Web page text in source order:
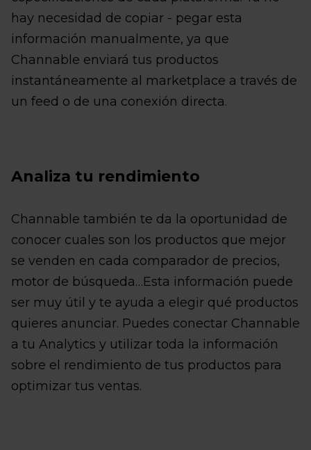
hay necesidad de copiar - pegar esta
información manualmente, ya que
Channable enviará tus productos
instantáneamente al marketplace a través de
un feed o de una conexión directa.
Analiza tu rendimiento
Channable también te da la oportunidad de
conocer cuales son los productos que mejor
se venden en cada comparador de precios,
motor de búsqueda…Esta información puede
ser muy útil y te ayuda a elegir qué productos
quieres anunciar. Puedes conectar Channable
a tu Analytics y utilizar toda la información
sobre el rendimiento de tus productos para
optimizar tus ventas.